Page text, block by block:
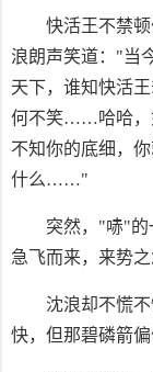
快活王不禁
浪朗声笑道："当
天下，谁知快活
何不笑……哈哈，
不知你的底细，
什么……"
突然，"哧"的
急飞而来，来势之
沈浪却不慌
快，但那碧磷箭偏